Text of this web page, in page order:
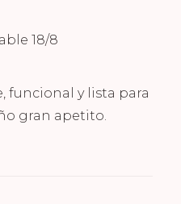
18/8
funcional y lista para
gran apetito.